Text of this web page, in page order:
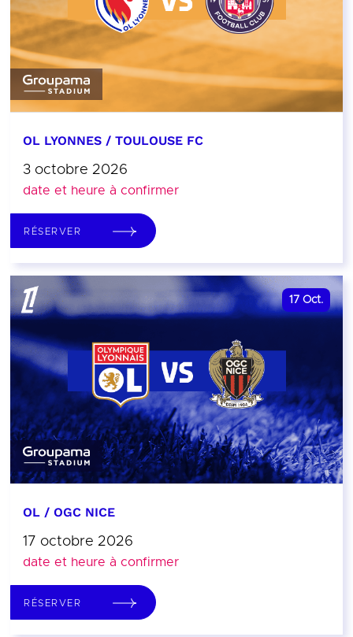
OL LYONNES / TOULOUSE FC
3 octobre 2026
date et heure à confirmer
RÉSERVER
17 Oct.
OL / OGC NICE
17 octobre 2026
date et heure à confirmer
RÉSERVER